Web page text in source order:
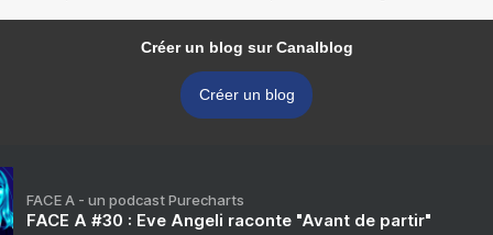
Créer un blog sur Canalblog
Créer un blog
FACE A - un podcast Purecharts
FACE A #30 : Eve Angeli raconte "Avant de partir"